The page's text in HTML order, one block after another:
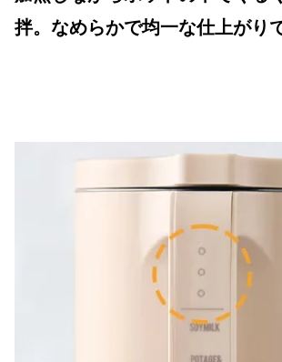
拌。なめらかで均一な仕上がり